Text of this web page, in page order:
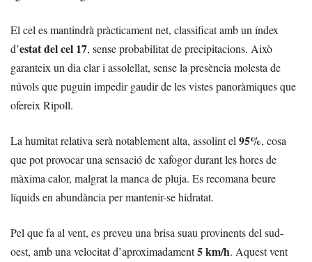
El cel es mantindrà pràcticament net, classificat amb un índex
d’estat del cel 17, sense probabilitat de precipitacions. Això
garanteix un dia clar i assolellat, sense la presència molesta de
núvols que puguin impedir gaudir de les vistes panoràmiques que
ofereix Ripoll.
La humitat relativa serà notablement alta, assolint el95%, cosa
que pot provocar una sensació de xafogor durant les hores de
màxima calor, malgrat la manca de pluja. Es recomana beure
líquids en abundància per mantenir-se hidratat.
Pel que fa al vent, es preveu una brisa suau provinents del sud-
oest, amb una velocitat d’aproximadament5 km/h. Aquest vent